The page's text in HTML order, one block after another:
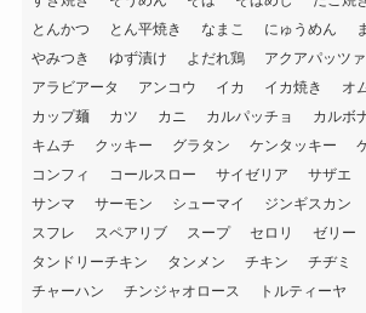
とんかつ
とん平焼き なまこ にゅうめん
やみつき
ゆず漬け よだれ鶏 アクアパッツァ
アラビアータ
アンコウ イカ イカ焼き オ
カップ麺
カツ カニ カルパッチョ カルボ
キムチ
クッキー グラタン ケンタッキー
コンフィ
コールスロー サイゼリア サザエ
サンマ
サーモン シューマイ ジンギスカン
スフレ
スペアリブ スープ セロリ ゼリー
タンドリーチキン
タンメン チキン チヂミ
チャーハン
チンジャオロース トルティーヤ